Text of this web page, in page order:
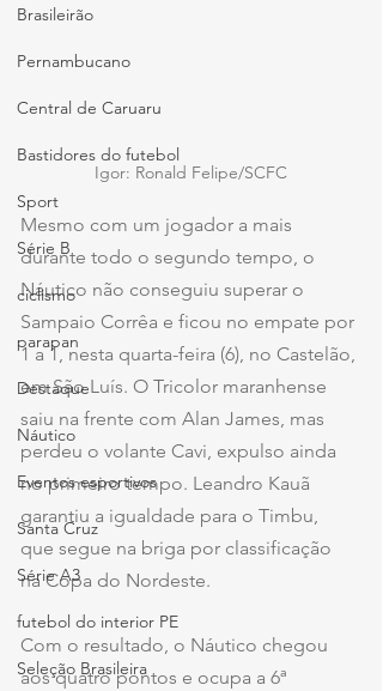
Brasileirão
Pernambucano
Central de Caruaru
Bastidores do futebol
Sport
Série B
ciclismo
parapan
Destaque
Náutico
Eventos esportivos
Santa Cruz
Série A3
futebol do interior PE
Seleção Brasileira
Igor: Ronald Felipe/SCFC
Mesmo com um jogador a mais
durante todo o segundo tempo, o
Náutico não conseguiu superar o
Sampaio Corrêa e ficou no empate por
1 a 1, nesta quarta-feira (6), no Castelão,
em São Luís. O Tricolor maranhense
saiu na frente com Alan James, mas
perdeu o volante Cavi, expulso ainda
no primeiro tempo. Leandro Kauã
garantiu a igualdade para o Timbu,
que segue na briga por classificação
na Copa do Nordeste.
Com o resultado, o Náutico chegou
aos quatro pontos e ocupa a 6ª